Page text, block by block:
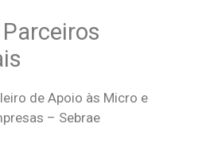
de Apoio às Micro e
– Sebrae